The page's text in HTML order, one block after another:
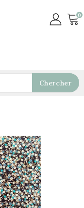
0
Chercher